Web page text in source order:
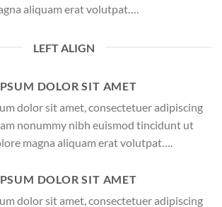
aliquam erat volutpat….
LEFT ALIGN
DOLOR SIT AMET
dolor sit amet, consectetuer adipiscing
nonummy nibh euismod tincidunt ut
magna aliquam erat volutpat….
DOLOR SIT AMET
dolor sit amet, consectetuer adipiscing